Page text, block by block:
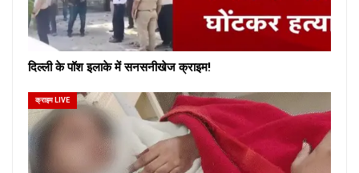
दिल्ली के पॉश इलाके में सनसनीखेज क्राइम!
क्राइम LIVE